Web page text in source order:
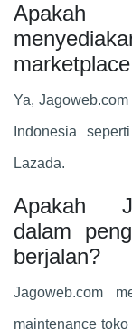
Apakah
Ya,
Indonesia
Lazada.
Apakah
dalam
berjalan?
Jagoweb.com
maintenance